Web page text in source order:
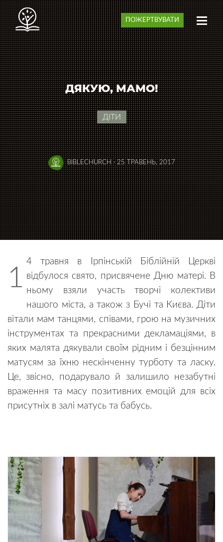
ПОЖЕРТВУВАТИ
ДЯКУЮ, МАМО!
ДІТИ
BIBLECHURCH·25 ТРАВЕНЬ, 2017
1
4 травня в Ірпінській Біблійній Церкві
відбулося свято, присвячене Дню матері. В
ньому взяли участь творчі колективи
нашого міста, а також з Бучі та Києва. Діти
вітали мам танцями, співами, грою на музичних
інструментах та прекрасними декламаціями, в
яких малята дякували своїм рідним і безцінним
матусям за їхню нескінченну турботу та ласку.
Це, звісно, подарувало й залишило незабутні
враження та масу позитивних емоцій для всіх
присутніх в залі матусь та бабусь.